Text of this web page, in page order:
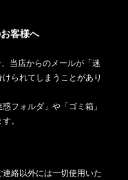
客様へ
当店からのメールが「迷
られてしまうことがあり
フォルダ」や「ゴミ箱」
。
絡以外には一切使用いた